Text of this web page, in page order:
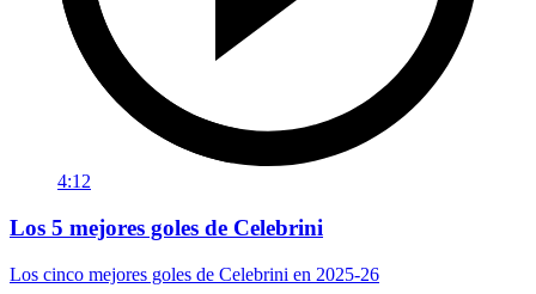
4:12
Los 5 mejores goles de Celebrini
Los cinco mejores goles de Celebrini en 2025-26